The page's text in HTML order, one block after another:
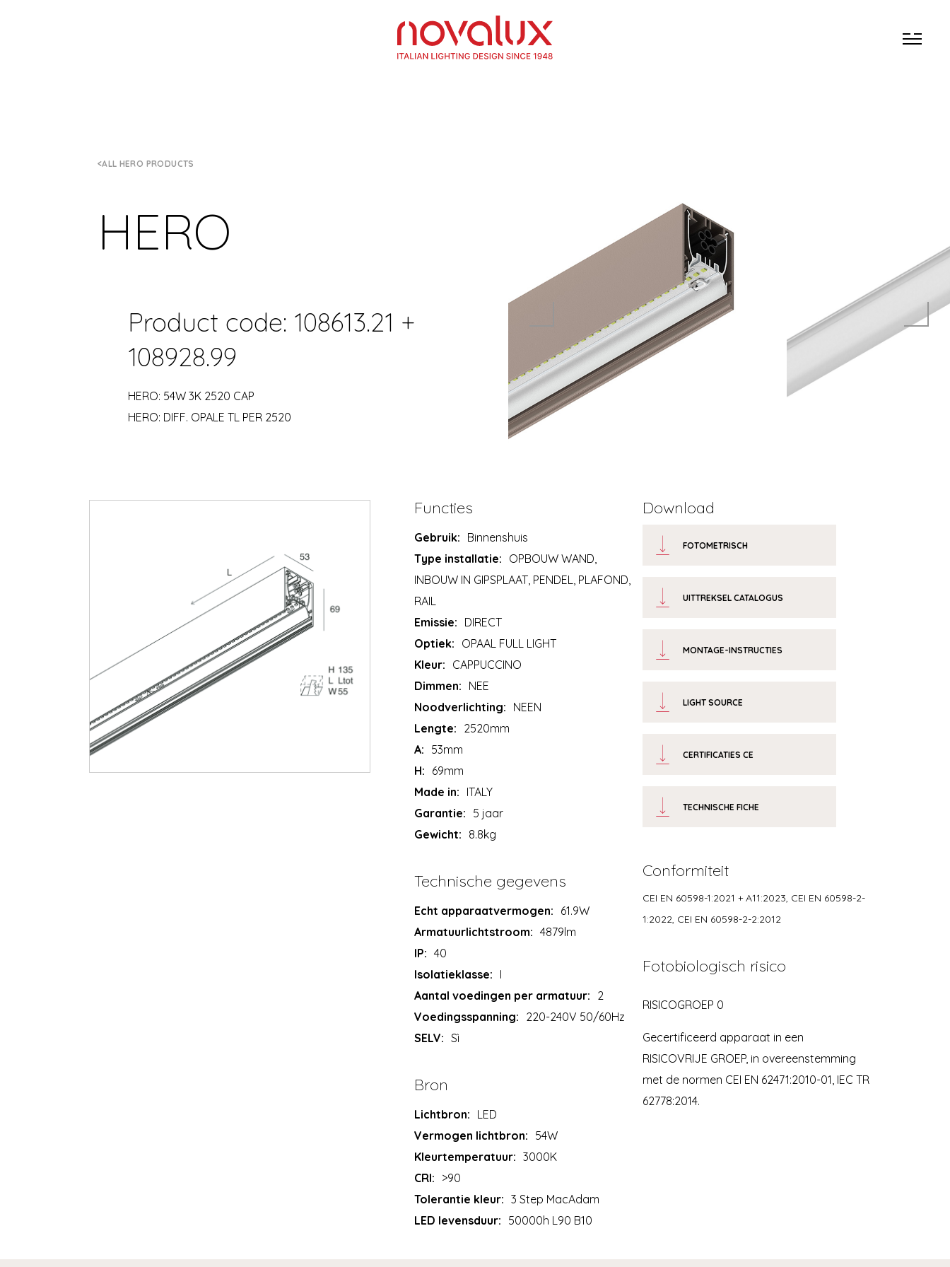
ALL HERO PRODUCTS
HERO
Product code: 108613.21 +
108928.99
HERO: 54W 3K 2520 CAP
HERO: DIFF. OPALE TL PER 2520
Functies
Gebruik: Binnenshuis
Type installatie: OPBOUW WAND,
INBOUW IN GIPSPLAAT, PENDEL, PLAFOND,
RAIL
Emissie: DIRECT
Optiek: OPAAL FULL LIGHT
Kleur: CAPPUCCINO
Dimmen: NEE
Noodverlichting: NEEN
Lengte: 2520mm
A: 53mm
H: 69mm
Made in: ITALY
Garantie: 5 jaar
Gewicht: 8.8kg
Technische gegevens
Echt apparaatvermogen: 61.9W
Armatuurlichtstroom: 4879lm
IP: 40
Isolatieklasse: I
Aantal voedingen per armatuur: 2
Voedingsspanning: 220-240V 50/60Hz
SELV: Sì
Bron
Lichtbron: LED
Vermogen lichtbron: 54W
Kleurtemperatuur: 3000K
CRI: >90
Tolerantie kleur: 3 Step MacAdam
LED levensduur: 50000h L90 B10
Download
FOTOMETRISCH
UITTREKSEL CATALOGUS
MONTAGE-INSTRUCTIES
LIGHT SOURCE
CERTIFICATIES CE
TECHNISCHE FICHE
Conformiteit
CEI EN 60598-1:2021 + A11:2023, CEI EN 60598-2-
1:2022, CEI EN 60598-2-2:2012
Fotobiologisch risico
RISICOGROEP 0
Gecertificeerd apparaat in een
RISICOVRIJE GROEP, in overeenstemming
met de normen CEI EN 62471:2010-01, IEC TR
62778:2014.